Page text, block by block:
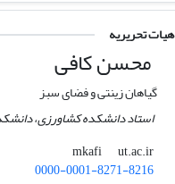
هیات تحریریه
محسن کافی
گیاهان زینتی و فضای سبز
استاد دانشکده کشاورزی،
mkafi
ut.ac.ir
0000-0001-8271-8216